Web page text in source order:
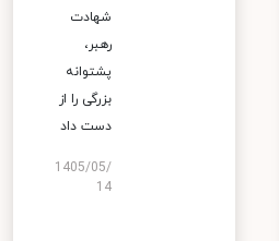
شهادت
رهبر،
پشتوانه
بزرگی را از
دست داد
1405/05/
14